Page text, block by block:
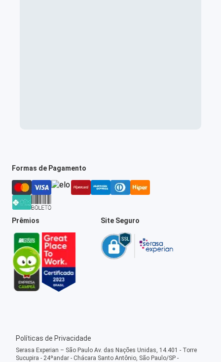
Formas de Pagamento
Prêmios Site Seguro
Políticas de Privacidade
Serasa Experian – São Paulo Av. das Nações Unidas, 14.401 - Torre
Sucupira - 24ºandar - Chácara Santo Antônio, São Paulo/SP -